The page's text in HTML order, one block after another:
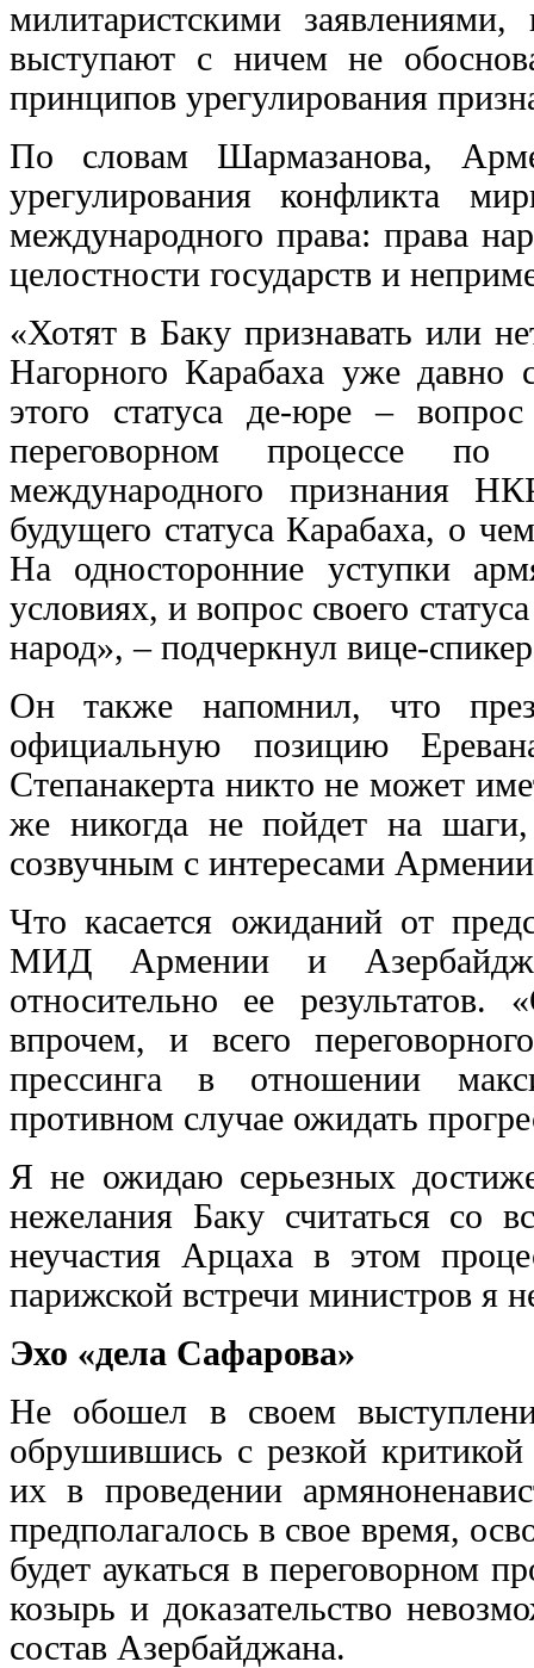
милитаристскими
выступают с ничем не
принципов урегулирования
По словам Шармазанова,
урегулирования конфликта
международного права: права
целостности государств и
«Хотят в Баку признавать или
Нагорного Карабаха уже
этого статуса де-юре –
переговорном процессе по
международного признания
будущего статуса Карабаха, о
На односторонние уступки
условиях, и вопрос своего
народ», – подчеркнул вице-
Он также напомнил, что
официальную позицию
Степанакерта никто не может
же никогда не пойдет на шаги,
созвучным с интересами
Что касается ожиданий от
МИД Армении и
относительно ее
впрочем, и всего
прессинга в отношении
противном случае ожидать
Я не ожидаю серьезных
нежелания Баку считаться со
неучастия Арцаха в этом
парижской встречи министров я
Эхо «дела Сафарова»
Не обошел в своем
обрушившись с резкой критикой
их в проведении
предполагалось в свое время,
будет аукаться в переговорном
козырь и доказательство
состав Азербайджана.